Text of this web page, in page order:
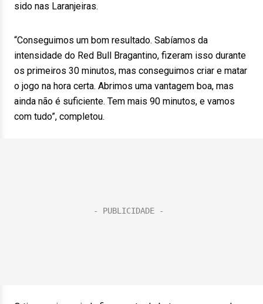
sido nas Laranjeiras.
“Conseguimos um bom resultado. Sabíamos da
intensidade do Red Bull Bragantino, fizeram isso durante
os primeiros 30 minutos, mas conseguimos criar e matar
o jogo na hora certa. Abrimos uma vantagem boa, mas
ainda não é suficiente. Tem mais 90 minutos, e vamos
com tudo”, completou.